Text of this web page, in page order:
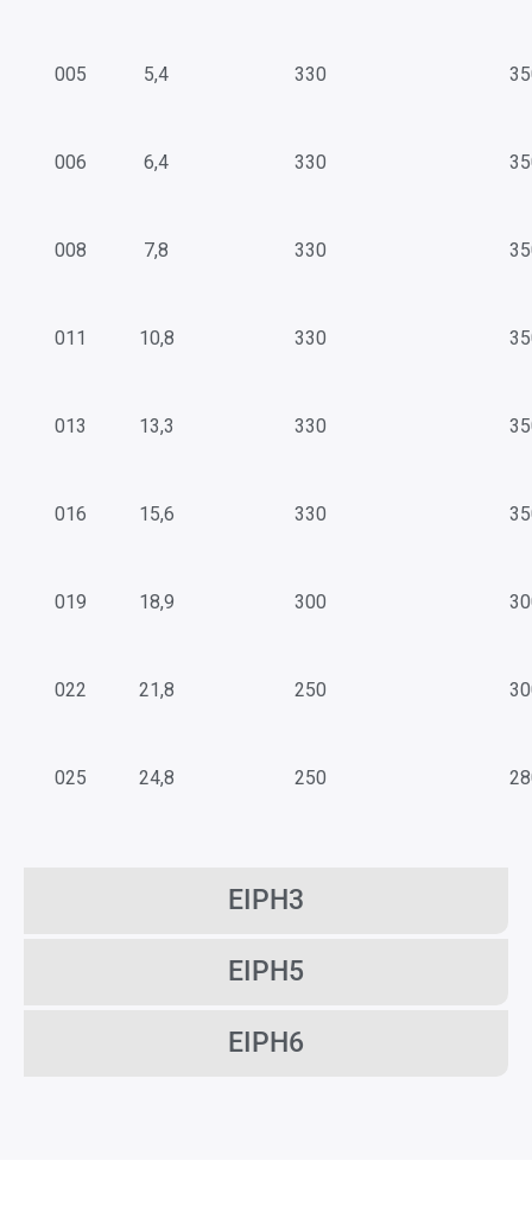
EIPH3
EIPH5
EIPH6
005 5,4 330
006 6,4 330
008 7,8 330
011 10,8 330
013 13,3 330
016 15,6 330
019 18,9 300
022 21,8 250
025 24,8 250